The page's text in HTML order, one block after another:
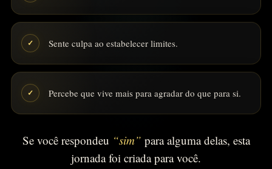
✓ Sente culpa ao estabelecer limites.
✓ Percebe que vive mais para agradar do que para si.
Se você respondeu “sim” para alguma delas, esta
jornada foi criada para você.